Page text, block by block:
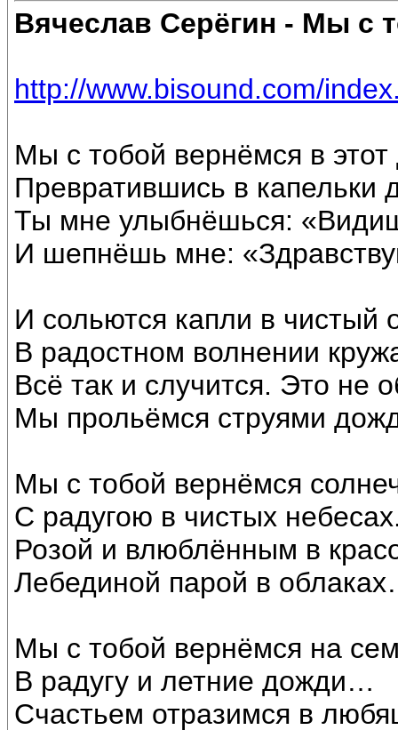
Вячеслав Серёгин - Мы с
http://www.bisound.com/
Мы с тобой вернёмся в
Превратившись в капельки
Ты мне улыбнёшься:
И шепнёшь мне:
И сольются капли в чистый
В радостном волнении
Всё так и случится. Это не
Мы прольёмся струями
Мы с тобой вернёмся
С радугою в чистых
Розой и влюблённым в
Лебединой парой в
Мы с тобой вернёмся на
В радугу и летние дожди…
Счастьем отразимся в